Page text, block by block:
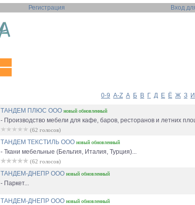
Регистрация Вход
0-9 A-Z А Б В Г Д Е Ё Ж З И
ТАНДЕМ ПЛЮС ООО новый обновленный
- Производство мебели для кафе, баров, ресторанов и летних
(62 голосов)
ТАНДЕМ ТЕКСТИЛЬ ООО новый обновленный
- Ткани мебельные (Бельгия, Италия, Турция)...
(62 голосов)
ТАНДЕМ-ДНЕПР ООО новый обновленный
- Паркет...
ТАНДЕМ-ДНЕПР ООО новый обновленный